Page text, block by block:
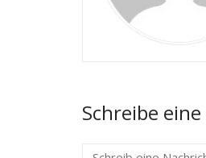
Schreibe